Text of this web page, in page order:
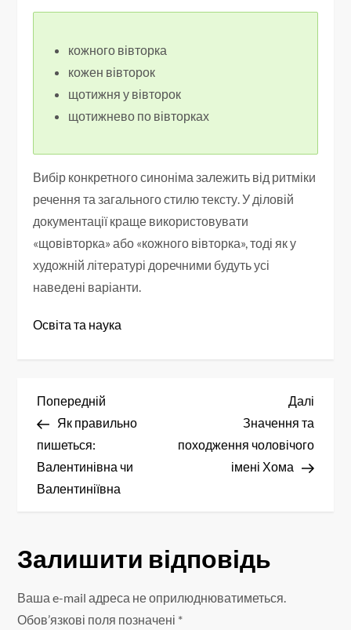
кожного вівторка
кожен вівторок
щотижня у вівторок
щотижнево по вівторках
Вибір конкретного синоніма залежить від ритміки
речення та загального стилю тексту. У діловій
документації краще використовувати
«щовівторка» або «кожного вівторка», тоді як у
художній літературі доречними будуть усі
наведені варіанти.
Освіта та наука
Н
а
в
а
ц
Попередній
запис
Попередній
Як правильно
пишеться:
Валентинівна чи
Валентиніївна
запис
Далі
Значення та
походження чоловічого
імені Хома
Залишити відповідь
Ваша e-mail адреса не оприлюднюватиметься.
Обов’язкові поля позначені *